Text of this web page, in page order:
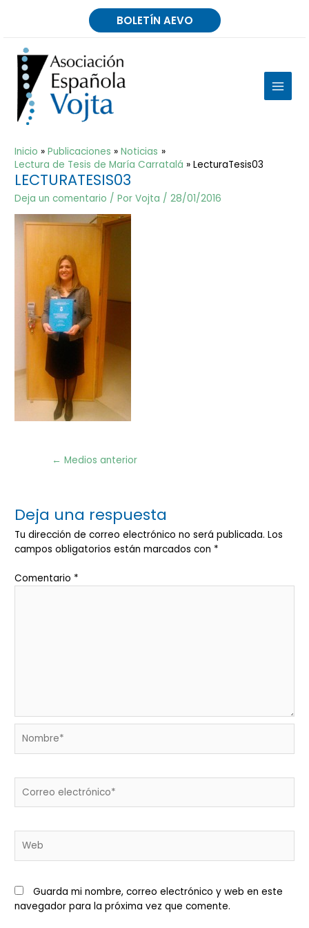
BOLETÍN AEVO
MAIN
Inicio Publicaciones
Noticias
Lectura de Tesis de María Carratalá
LecturaTesis03
LECTURATESIS03
Deja un comentario / PorVojta /28/01/2016
Navegación
← Medios anterior
Deja una respuesta
Tu dirección de correo electrónico no será publicada. Los
campos obligatorios están marcados con *
Comentario *
electrónico*
Guarda mi nombre, correo electrónico y web en este
navegador para la próxima vez que comente.